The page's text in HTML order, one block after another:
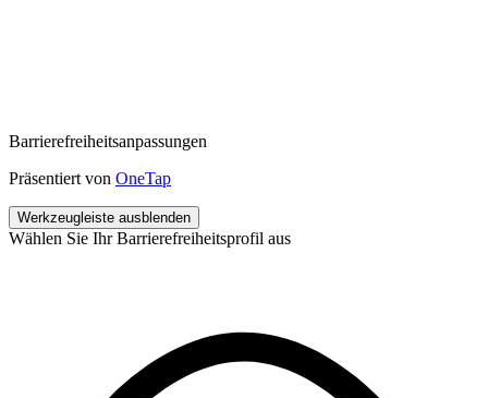
Barrierefreiheitsanpassungen
Präsentiert von OneTap
Werkzeugleiste ausblenden
Wählen Sie Ihr Barrierefreiheitsprofil aus